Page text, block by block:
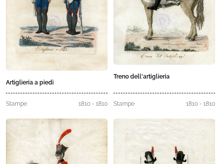
Artiglieria a piedi
Stampe 1810 - 1810
Treno dell'artiglieria
Stampe 1810 - 1810